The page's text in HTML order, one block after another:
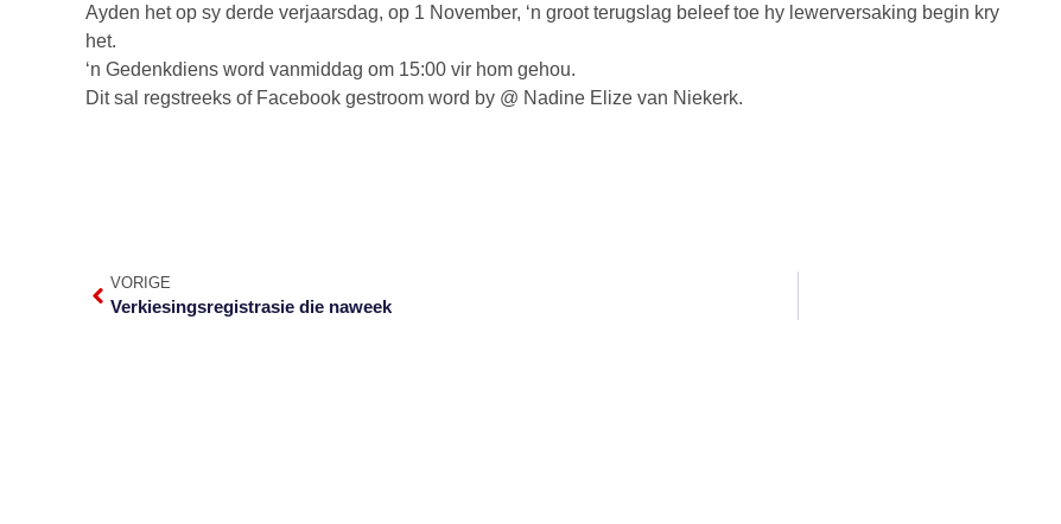
Ayden het op sy derde verjaarsdag, op 1 November, ‘n groot terugslag beleef toe hy lewerversaking begin kry
het.
‘n Gedenkdiens word vanmiddag om 15:00 vir hom gehou.
Dit sal regstreeks of Facebook gestroom word by @ Nadine Elize van Niekerk.
VORIGE
Verkiesingsregistrasie die naweek